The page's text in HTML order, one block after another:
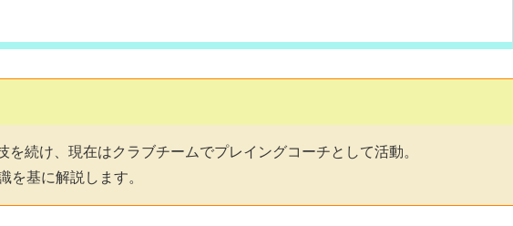
を続け、現在はクラブチームでプレイングコーチとして活動。
を基に解説します。